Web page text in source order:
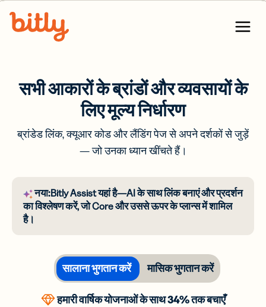
Menu
सभी आकारों के ब्रांडों और व्यवसायों के
लिए मूल्य निर्धारण
ब्रांडेड लिंक, क्यूआर कोड और लैंडिंग पेज से अपने दर्शकों से जुड़ें
— जो उनका ध्यान खींचते हैं।
नया:Bitly Assist यहां है—AI के साथ लिंक बनाएं और प्रदर्शन
का विश्लेषण करें, जो Core और उससे ऊपर के प्लान्स में शामिल
है।
हमारी वार्षिक योजनाओं के साथ 34% तक बचाएँ
सालाना भुगतान करें मासिक भुगतान करें